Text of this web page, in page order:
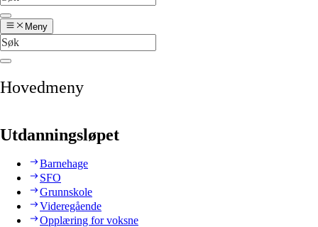
Meny
Hovedmeny
Utdanningsløpet
Barnehage
SFO
Grunnskole
Videregående
Opplæring for voksne